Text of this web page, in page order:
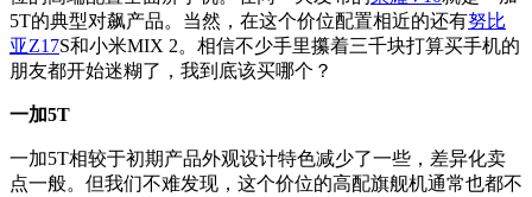
5T的典型对飙产品。当然，在这个价位配置相近的还有努比
亚Z17S和小米MIX 2。相信不少手里攥着三千块打算买手机的
朋友都开始迷糊了，我到底该买哪个？
一加5T
一加5T相较于初期产品外观设计特色减少了一些，差异化卖
点一般。但我们不难发现，这个价位的高配旗舰机通常也都不